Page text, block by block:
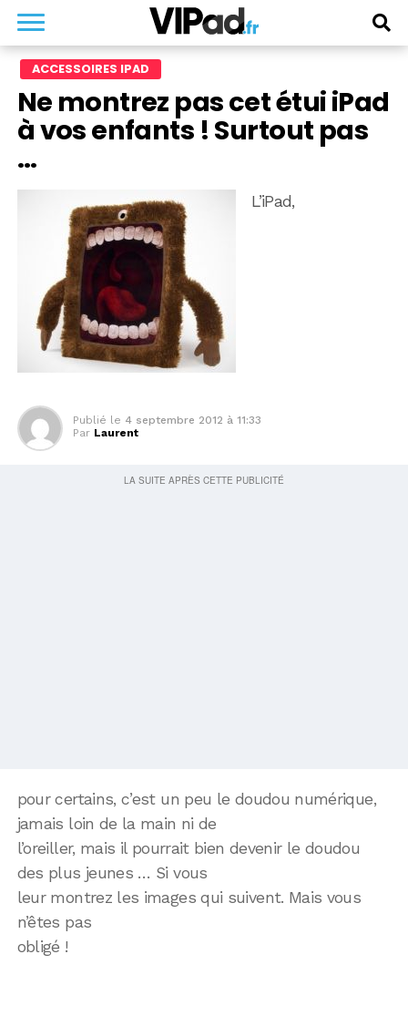
ACCESSOIRES IPAD
Ne montrez pas cet étui iPad
à vos enfants ! Surtout pas
…
L’iPad,
Publié le 4 septembre 2012 à 11:33
Par Laurent
pour certains, c’est un peu le doudou numérique,
jamais loin de la main ni de
l’oreiller, mais il pourrait bien devenir le doudou
des plus jeunes … Si vous
leur montrez les images qui suivent. Mais vous
n’êtes pas
obligé !